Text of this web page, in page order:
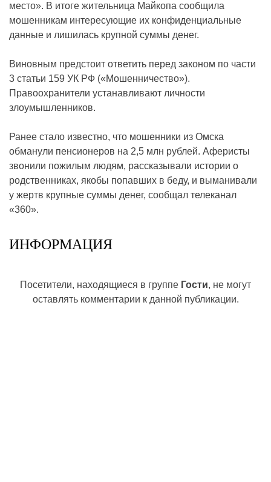
место». В итоге жительница Майкопа сообщила
мошенникам интересующие их конфиденциальные
данные и лишилась крупной суммы денег.
Виновным предстоит ответить перед законом по части
3 статьи 159 УК РФ («Мошенничество»).
Правоохранители устанавливают личности
злоумышленников.
Ранее стало известно, что мошенники из Омска
обманули пенсионеров на 2,5 млн рублей. Аферисты
звонили пожилым людям, рассказывали истории о
родственниках, якобы попавших в беду, и выманивали
у жертв крупные суммы денег, сообщал телеканал
«360».
ИНФОРМАЦИЯ
Посетители, находящиеся в группе Гости, не могут
оставлять комментарии к данной публикации.